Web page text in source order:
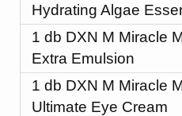
Hydrating Algae
1 db DXN M Miracle
Extra Emulsion
1 db DXN M Miracle
Ultimate Eye Cream